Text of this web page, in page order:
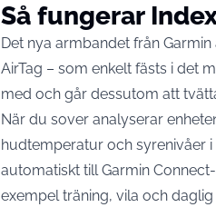
Så fungerar
Det nya armbandet från
AirTag – som enkelt fästs i det
med och går dessutom att
När du sover analyserar
hudtemperatur och syrenivåer
automatiskt till Garmin
exempel träning, vila och daglig